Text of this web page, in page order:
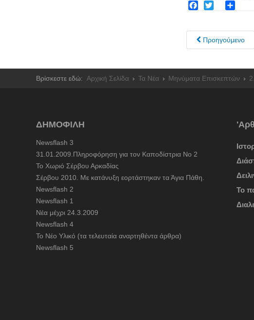
Προηγούμενο
Βρίσκεστε εδώ: Αρχική Σελίδα Τα Νέα Μηνύματα Επισκεπτών
ΔΗΜΟΦΙΛΗ
Newsflash 3
31.01.2009.Πληροφόρηση για τον Καποδίστρια Νο 2
To Χωριό Σέρβου Αρκαδίας
Σέρβου 2010. Με κατάνυξη εορτάστηκαν τα Άγια Πάθη.
Newsflash 2
Newsflash 1
Nέα μέχρι 24.3.2009
Newsflash 4
Το Νέο Υλικό (τα τελευταία αναρτηθέντα άρθρα)
Newsflash 5
Το